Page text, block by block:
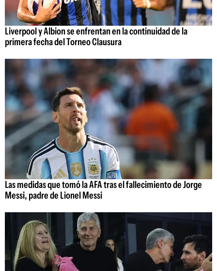
Liverpool y Albion se enfrentan en la continuidad de la
primera fecha del Torneo Clausura
Las medidas que tomó la AFA tras el fallecimiento de Jorge
Messi, padre de Lionel Messi